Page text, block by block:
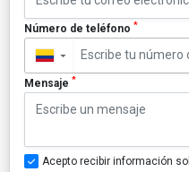
Número de teléfono *
▼
Mensaje *
Acepto recibir información